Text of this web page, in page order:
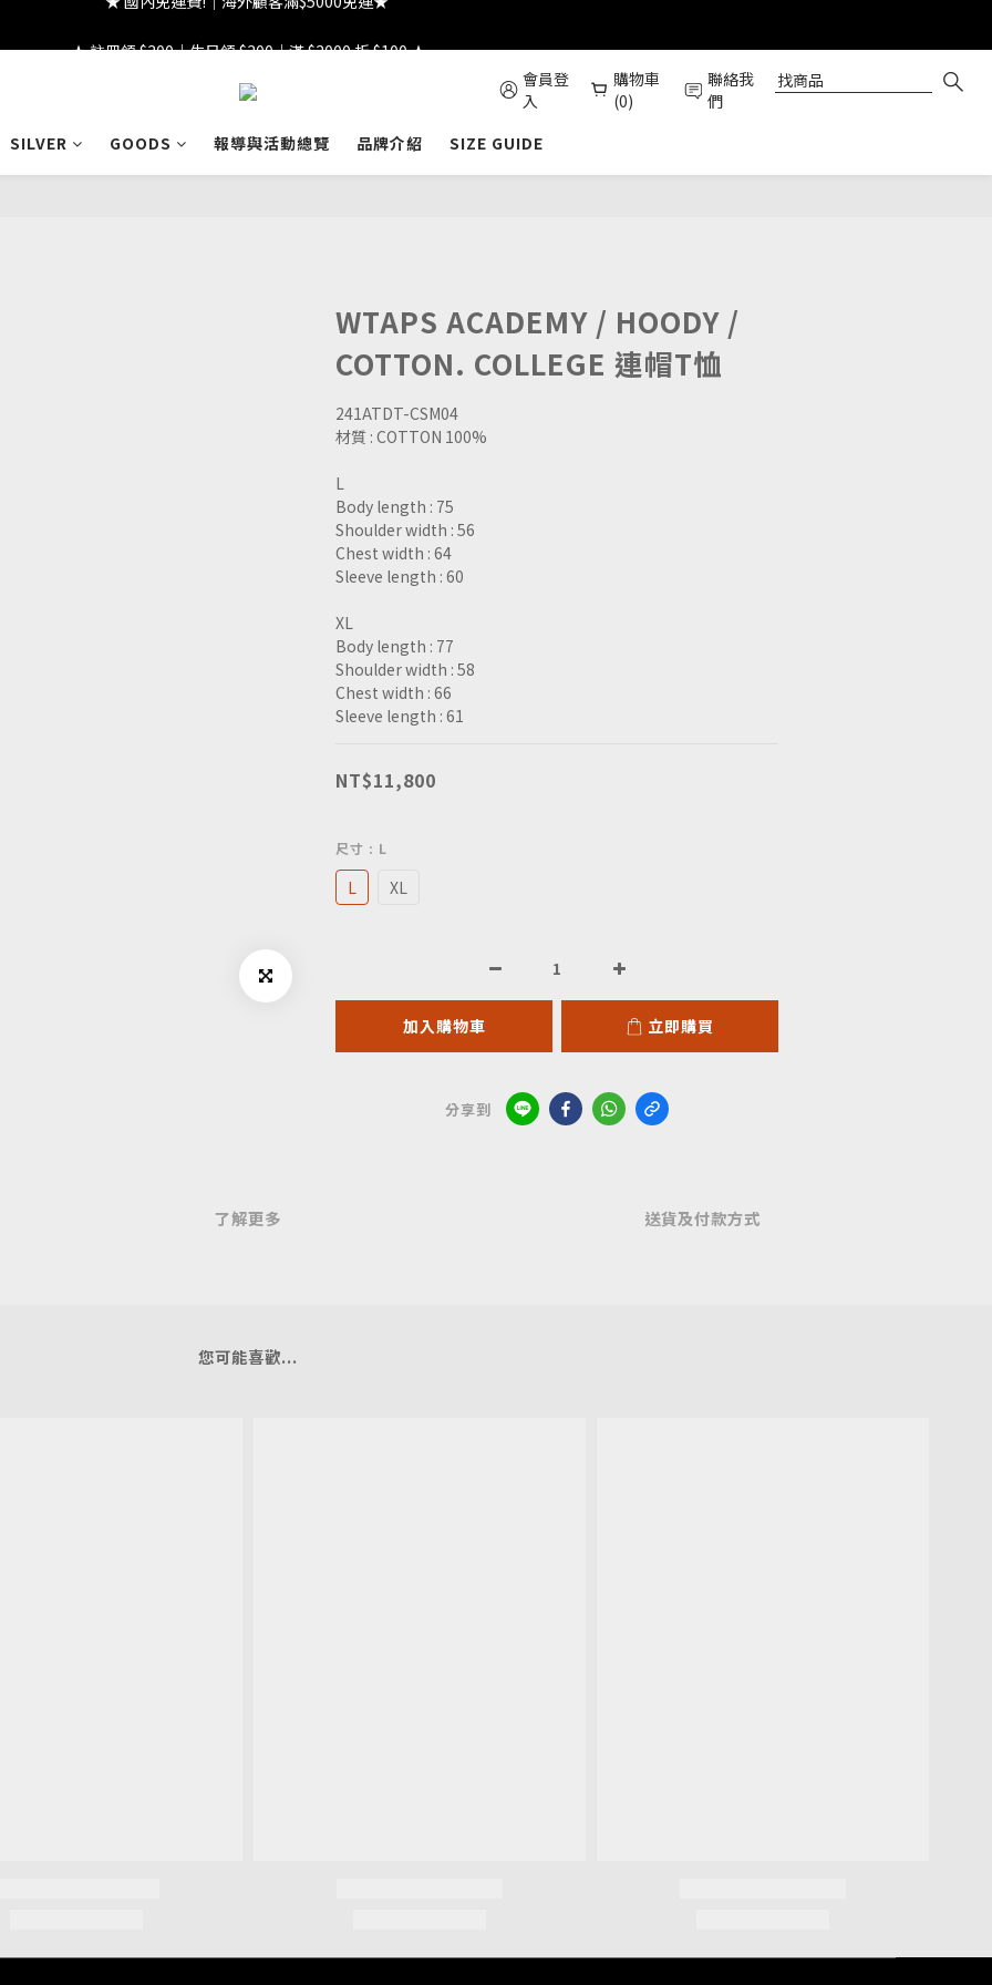
會員登
入
購物車
(0)
聯絡我
們
SILVER
GOODS 報導與活動總覽 品牌介紹 SIZE GUIDE
WTAPS ACADEMY / HOODY /
COTTON. COLLEGE 連帽T恤
241ATDT-CSM04
材質 : COTTON 100%
L
Body length : 75
Shoulder width : 56
Chest width : 64
XL
Body length : 77
Shoulder width : 58
Chest width : 66
Sleeve length : 61
NT$11,800
尺寸 : L
L XL
加入購物車 立即購買
分享到
了解更多 送貨及付款方式
您可能喜歡...